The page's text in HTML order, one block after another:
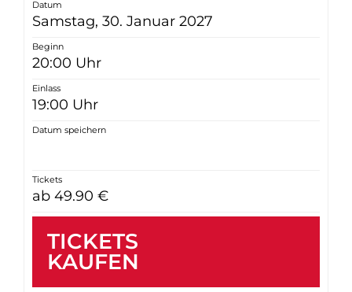
Datum
Samstag, 30. Januar 2027
Beginn
20:00 Uhr
Einlass
19:00 Uhr
Datum speichern
Tickets
ab 49.90 €
TICKETS
KAUFEN